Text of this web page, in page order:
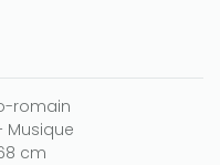
romain
Musique
cm